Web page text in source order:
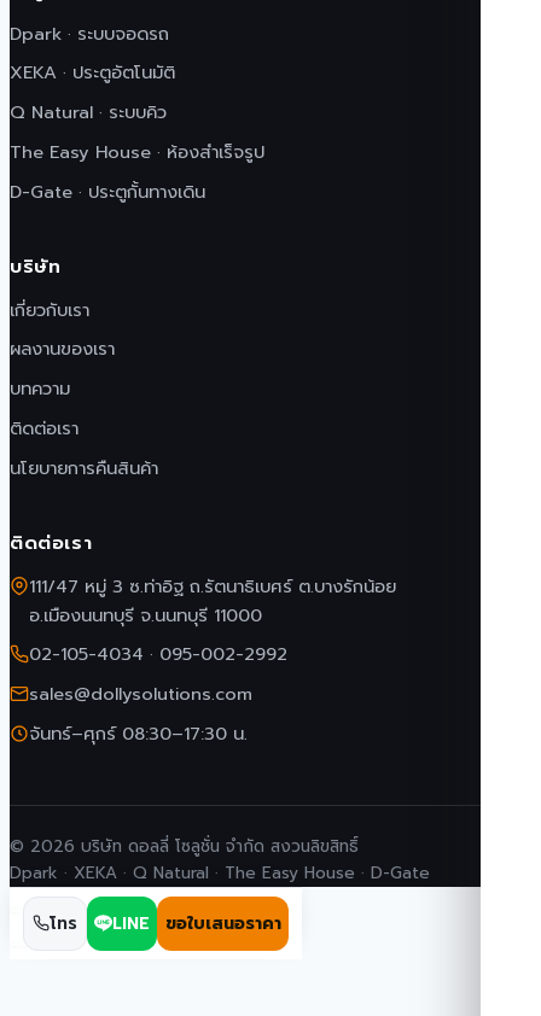
Dpark · ระบบจอดรถ
XEKA · ประตูอัตโนมัติ
Q Natural · ระบบคิว
The Easy House · ห้องสำเร็จรูป
D-Gate · ประตูกั้นทางเดิน
บริษัท
เกี่ยวกับเรา
ผลงานของเรา
บทความ
ติดต่อเรา
นโยบายการคืนสินค้า
ติดต่อเรา
111/47 หมู่ 3 ซ.ท่าอิฐ ถ.รัตนาธิเบศร์ ต.บางรักน้อย
อ.เมืองนนทบุรี จ.นนทบุรี 11000
02-105-4034 · 095-002-2992
sales@dollysolutions.com
จันทร์–ศุกร์ 08:30–17:30 น.
© 2026 บริษัท ดอลลี่ โซลูชั่น จำกัด สงวนลิขสิทธิ์
Dpark · XEKA · Q Natural · The Easy House · D-Gate
โทร LINE ขอใบเสนอราคา